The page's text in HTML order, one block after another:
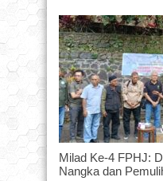
Milad Ke-4 FPHJ:
Nangka dan